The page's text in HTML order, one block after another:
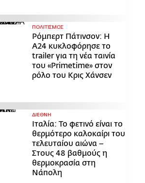
ΠΟΛΙΤΙΣΜΟΣ
Ρόμπερτ Πάτινσον: Η
Α24 κυκλοφόρησε το
trailer για τη νέα ταινία
του «Primetime» στον
ρόλο του Κρις Χάνσεν
ΔΙΕΘΝΗ
Ιταλία: Το φετινό είναι το
θερμότερο καλοκαίρι του
τελευταίου αιώνα –
Στους 48 βαθμούς η
θερμοκρασία στη
Νάπολη